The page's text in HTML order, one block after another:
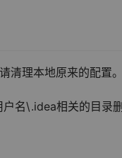
清理本地原来的配置。
名\.idea相关的目录